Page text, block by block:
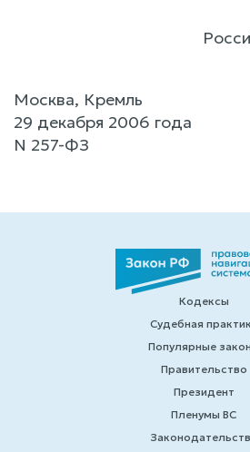
Москва, Кремль
29 декабря 2006 года
N 257-ФЗ
Кодексы
Судебная
Популярные
Правительство
Президент
Пленумы ВС